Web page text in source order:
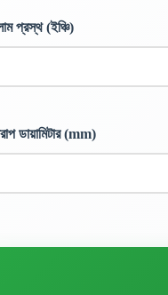
প্রস্থ (ইঞ্চি)
ডায়ামিটার (mm)